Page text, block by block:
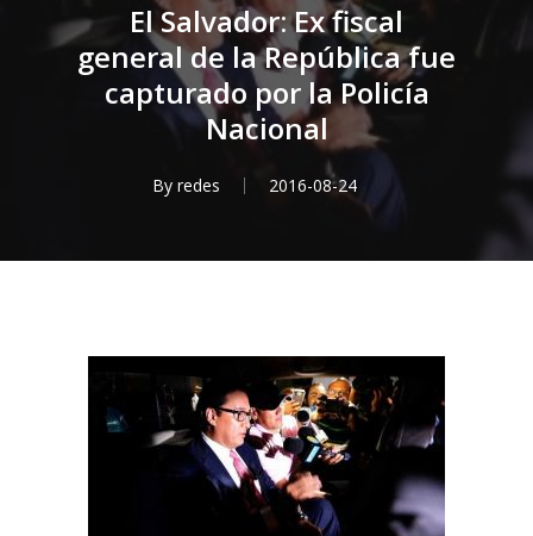
El Salvador: Ex fiscal
general de la República fue
capturado por la Policía
Nacional
By redes 2016-08-24